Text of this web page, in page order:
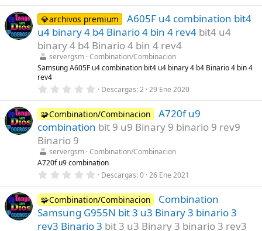
l
l
a
(
s
)
0
0
e
s
t
r
e
l
s
)
💎archivos premium
A605F u4 combination bit4
u4 binary 4 b4 Binario 4 bin 4 rev4 bit4 u4
binary 4 b4 Binario 4 bin 4 rev4
servergsm Combination/Combinacion
Samsung A605F u4 combination bit4 u4 binary 4 b4 Binario 4 bin 4
rev4
0
0
0
e
s
e
l
a
(
s
)
Descargas 2 29 Ene 2020
🧩Combination/Combinacion
A720f u9
combination bit 9 u9 Binary 9 binario 9 rev9
Binario 9
servergsm Combination/Combinacion
A720f u9 combination
0
0
0
e
s
t
Descargas 0 26 Ene 2021
🧩Combination/Combinacion
Combination
Samsung G955N bit 3 u3 Binary 3 binario 3
rev3 Binario 3 bit 3 u3 Binary 3 binario 3 rev3